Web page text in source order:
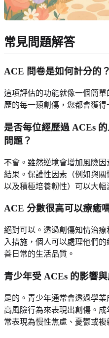
常見問題解答
ACE 問卷是如何計分的？
這項評估的功能就像一個簡
歷的每一類創傷，您都會獲得
是否每位經歷過 ACEs
問題？
不會。雖然逆境會增加風險
結果。保護性因素（例如與關
以及積極培養韌性）可以大幅
ACE 分數很高可以療癒
絕對可以。透過創傷知情治
入措施，個人可以處理他們
善日常的生活品質。
青少年受 ACEs 的影響
是的。青少年通常會透過學
高風險行為來表現出創傷。
常表現為慢性焦慮、憂鬱或複